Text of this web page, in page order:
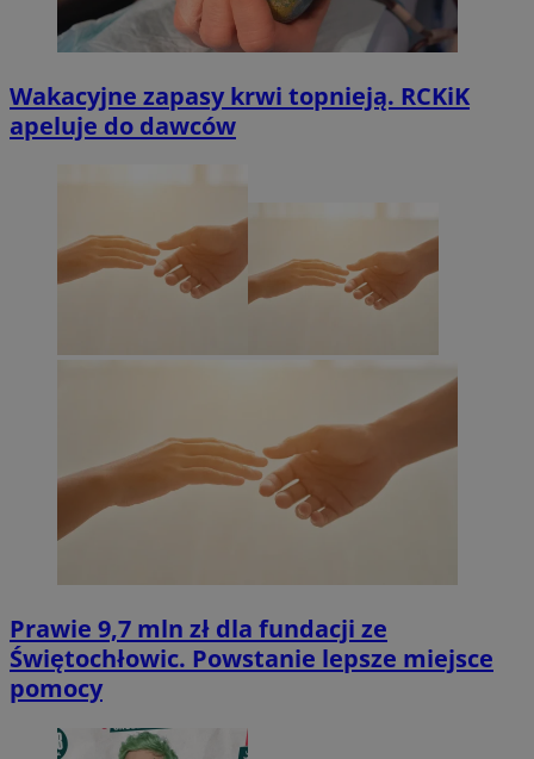
Wakacyjne zapasy krwi topnieją. RCKiK
apeluje do dawców
Prawie 9,7 mln zł dla fundacji ze
Świętochłowic. Powstanie lepsze miejsce
pomocy